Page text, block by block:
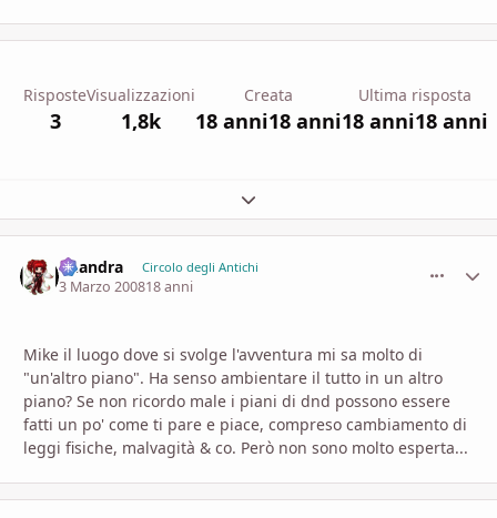
Risposte
3
Visualizzazioni
1,8k
Creata
18 anni18 anni
Ultima risposta
18 anni18 anni
Espandi panoramica del topic
khandra Circolo degli Antichi
3 Marzo 200818 anni
Mike il luogo dove si svolge l'avventura mi sa molto di
"un'altro piano". Ha senso ambientare il tutto in un altro
piano? Se non ricordo male i piani di dnd possono essere
fatti un po' come ti pare e piace, compreso cambiamento di
leggi fisiche, malvagità & co. Però non sono molto esperta...